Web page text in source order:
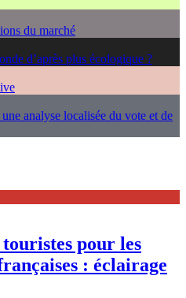
du marché
d’après plus écologique ?
analyse localisée du vote et de
pour les
: éclairage